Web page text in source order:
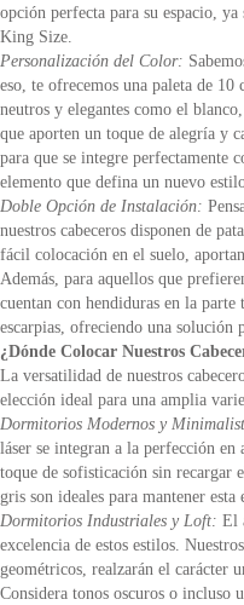
opción perfecta para su espacio,
King Size.
Personalización del Color:
eso, te ofrecemos una paleta de
neutros y elegantes como el
que aporten un toque de alegría y
para que se integre perfectamente
elemento que defina un nuevo
Doble Opción de Instalación:
nuestros cabeceros disponen de
fácil colocación en el suelo,
Además, para aquellos que
cuentan con hendiduras en la
escarpias, ofreciendo una solución
¿Dónde Colocar Nuestros
La versatilidad de nuestros
elección ideal para una amplia
Dormitorios Modernos y
láser se integran a la perfección en
toque de sofisticación sin recargar
gris son ideales para mantener esta
Dormitorios Industriales y Loft: El
excelencia de estos estilos.
geométricos, realzarán el carácter
Considera tonos oscuros o incluso